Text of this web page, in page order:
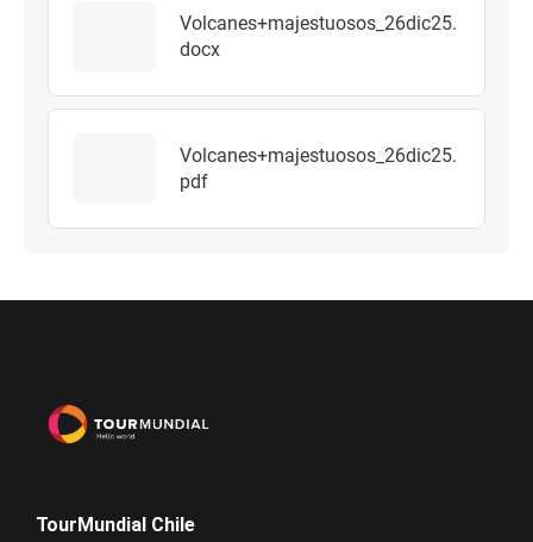
Volcanes+majestuosos_26dic25.
docx
Volcanes+majestuosos_26dic25.
pdf
TourMundial Chile